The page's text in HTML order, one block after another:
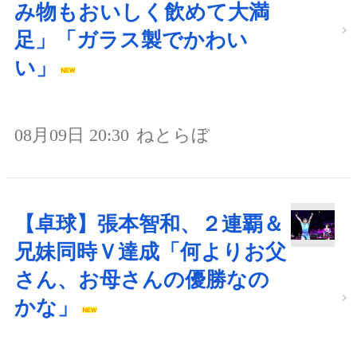
み物もおいしく飲めて大満
足」「ガラス製でかわい
い」
08月09日 20:30 ねとらぼ
【卓球】張本智和、２連覇＆
兄妹同時Ｖ達成「何よりお父
さん、お母さんの優勝なの
かな」